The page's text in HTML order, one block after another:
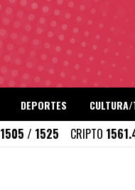
DEPORTES
1505 / 1525 CRIPTO